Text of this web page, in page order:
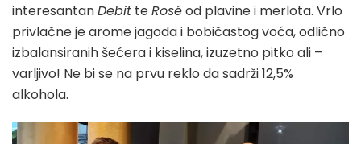
interesantanDebit teRoséod plavine i merlota. Vrlo
privlačne je arome jagoda i bobičastog voća, odlično
izbalansiranih šećera i kiselina, izuzetno pitko ali –
varljivo! Ne bi se na prvu reklo da sadrži 12,5%
alkohola.